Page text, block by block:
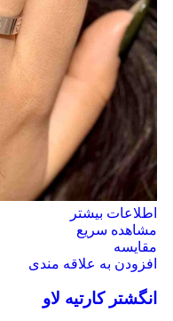
اطلاعات بیشتر
مشاهده سریع
مقایسه
افزودن به علاقه مندی
انگشتر کارتیه لاو